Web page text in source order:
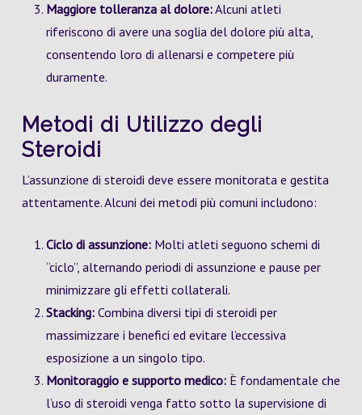
Maggiore tolleranza al dolore:Alcuni atleti
riferiscono di avere una soglia del dolore più alta,
consentendo loro di allenarsi e competere più
duramente.
Metodi di Utilizzo degli
Steroidi
L’assunzione di steroidi deve essere monitorata e gestita
attentamente. Alcuni dei metodi più comuni includono:
Ciclo di assunzione:Molti atleti seguono schemi di
“ciclo”, alternando periodi di assunzione e pause per
minimizzare gli effetti collaterali.
Stacking:Combina diversi tipi di steroidi per
massimizzare i benefici ed evitare l’eccessiva
esposizione a un singolo tipo.
Monitoraggio e supporto medico:È fondamentale che
l’uso di steroidi venga fatto sotto la supervisione di